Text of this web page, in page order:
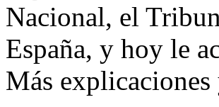
Nacional, el
España, y hoy le
Más